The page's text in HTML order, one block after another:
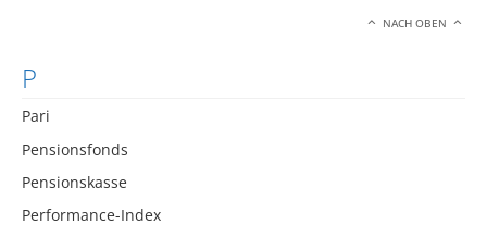
NACH OBEN
P
Pari
Pensionsfonds
Pensionskasse
Performance-Index